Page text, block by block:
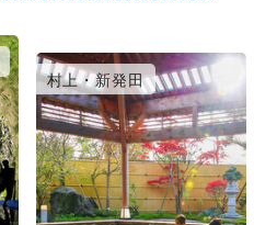
長岡・三条・柏崎
村上・新発田